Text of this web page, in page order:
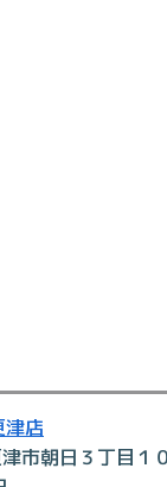
店
市朝日３丁目１